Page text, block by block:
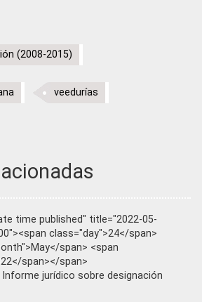
(2008-2015)
veedurías
time published" title="2022-05-
class="day">24</span>
span> <span
span></span>
Informe jurídico sobre designación